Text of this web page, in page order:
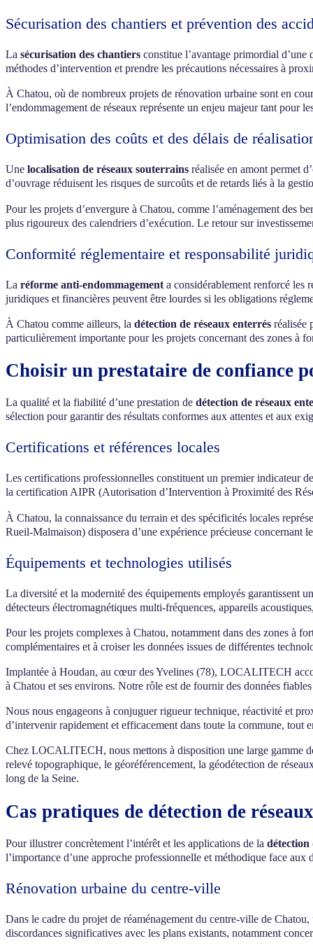
Sécurisation des chantiers et prévention des
La sécurisation des chantiers constitue l’avantage primordial
méthodes d’intervention et prendre les précautions nécessaires à
À Chatou, où de nombreux projets de rénovation urbaine sont en
l’endommagement de réseaux représente un enjeu majeur tant pour
Optimisation des coûts et des délais de
Une localisation de réseaux souterrains réalisée en amont permet
d’ouvrage réduisent les risques de surcoûts et de retards liés à la
Pour les projets d’envergure à Chatou, comme l’aménagement des
plus rigoureux des calendriers d’exécution. Le retour sur
Conformité réglementaire et responsabilité
La réforme anti-endommagement a considérablement renforcé les
juridiques et financières peuvent être lourdes si les obligations
À Chatou comme ailleurs, la détection de réseaux enterrés réalisée
particulièrement importante pour les projets concernant des zones à
Choisir un prestataire de confiance
La qualité et la fiabilité d’une prestation de détection de réseaux
sélection pour garantir des résultats conformes aux attentes et aux
Certifications et références locales
Les certifications professionnelles constituent un premier indicateur
la certification AIPR (Autorisation d’Intervention à Proximité des
À Chatou, la connaissance du terrain et des spécificités locales
Rueil-Malmaison) disposera d’une expérience précieuse concernant
Équipements et technologies utilisés
La diversité et la modernité des équipements employés garantissent
détecteurs électromagnétiques multi-fréquences, appareils
Pour les projets complexes à Chatou, notamment dans des zones à
complémentaires et à croiser les données issues de différentes
Implantée à Houdan, au cœur des Yvelines (78), LOCALITECH
à Chatou et ses environs. Notre rôle est de fournir des données
Nous nous engageons à conjuguer rigueur technique, réactivité et
d’intervenir rapidement et efficacement dans toute la commune, tout
Chez LOCALITECH, nous mettons à disposition une large gamme
relevé topographique, le géoréférencement, la géodétection de
long de la Seine.
Cas pratiques de détection de
Pour illustrer concrètement l’intérêt et les applications de la détection
l’importance d’une approche professionnelle et méthodique face
Rénovation urbaine du centre-ville
Dans le cadre du projet de réaménagement du centre-ville de
discordances significatives avec les plans existants, notamment